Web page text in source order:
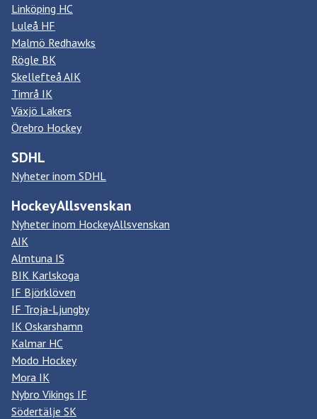
Linköping HC
Luleå HF
Malmö Redhawks
Rögle BK
Skellefteå AIK
Timrå IK
Växjö Lakers
Örebro Hockey
SDHL
Nyheter inom SDHL
HockeyAllsvenskan
Nyheter inom HockeyAllsvenskan
AIK
Almtuna IS
BIK Karlskoga
IF Björklöven
IF Troja-Ljungby
IK Oskarshamn
Kalmar HC
Modo Hockey
Mora IK
Nybro Vikings IF
Södertälje SK